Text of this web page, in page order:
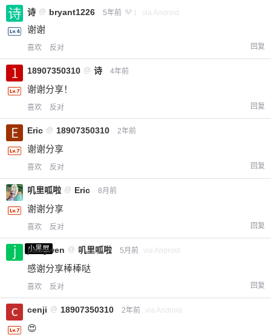
诗 @ bryant1226 5年前 1 via Android
谢谢
喜欢 反对 回复
18907350310 @ 诗 4年前
谢谢分享！
喜欢 反对 回复
Eric @ 18907350310 2年前
谢谢分享
喜欢 反对 回复
叽里呱啦 @ Eric 8月前
谢谢分享
喜欢 反对 回复
小黑屋
jiangwen @ 叽里呱啦 5月前 via Android
感谢分享棒棒哒
喜欢 反对 回复
cenji @ 18907350310 2年前 via Android
😍